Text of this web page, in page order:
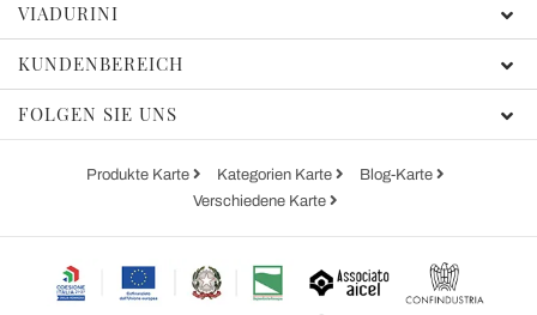
VIADURINI
KUNDENBEREICH
FOLGEN SIE UNS
Produkte Karte Kategorien Karte
Blog-Karte
Verschiedene Karte